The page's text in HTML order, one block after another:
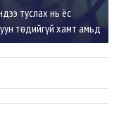
туслах нь ёс
төдийгүй хамт амьд
төлөөх тэмцэл